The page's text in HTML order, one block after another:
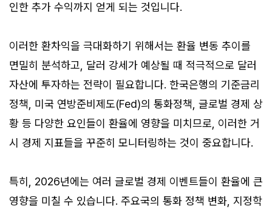
인한 추가 수익까지 얻게 되는 것입니다.
이러한 환차익을 극대화하기 위해서는 환율 변동 추이를
면밀히 분석하고, 달러 강세가 예상될 때 적극적으로 달러
자산에 투자하는 전략이 필요합니다. 한국은행의 기준금리
정책, 미국 연방준비제도(Fed)의 통화정책, 글로벌 경제 상
황 등 다양한 요인들이 환율에 영향을 미치므로, 이러한 거
시 경제 지표들을 꾸준히 모니터링하는 것이 중요합니다.
특히, 2026년에는 여러 글로벌 경제 이벤트들이 환율에 큰
영향을 미칠 수 있습니다. 주요국의 통화 정책 변화, 지정학